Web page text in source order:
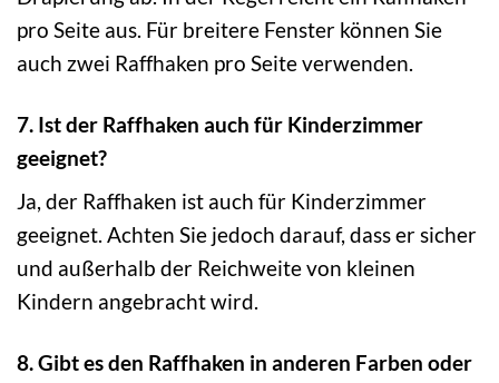
pro Seite aus. Für breitere Fenster können Sie
auch zwei Raffhaken pro Seite verwenden.
7. Ist der Raffhaken auch für Kinderzimmer
geeignet?
Ja, der Raffhaken ist auch für Kinderzimmer
geeignet. Achten Sie jedoch darauf, dass er sicher
und außerhalb der Reichweite von kleinen
Kindern angebracht wird.
8. Gibt es den Raffhaken in anderen Farben oder